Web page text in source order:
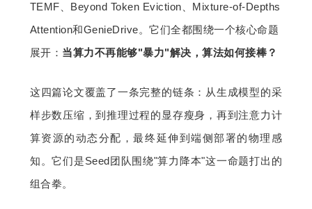
TEMF、Beyond Token Eviction、Mixture-of-Depths
Attention和GenieDrive。它们全都围绕一个核心命题
展开： 当算力不再能够"暴力"解决，算法如何接棒？
这四篇论文覆盖了一条完整的链条：从生成模型的采
样步数压缩，到推理过程的显存瘦身，再到注意力计
算资源的动态分配，最终延伸到端侧部署的物理感
知。它们是Seed团队围绕"算力降本"这一命题打出的
组合拳。